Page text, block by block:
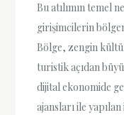
Bu atılımın temel
girişimcilerin
Bölge, zengin
turistik açıdan
dijital ekonomide
ajansları ile